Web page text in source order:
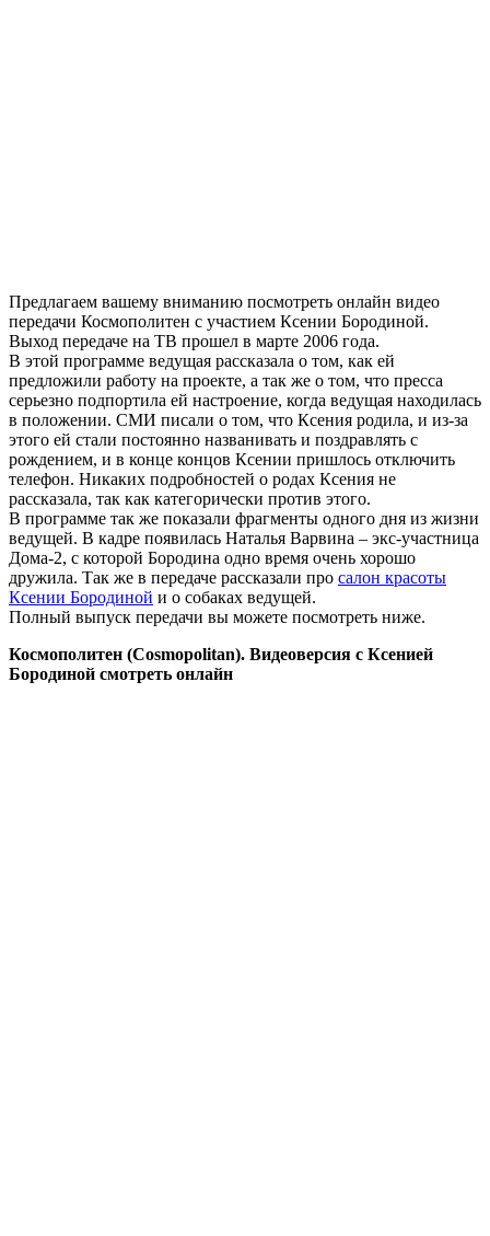
Предлагаем вашему вниманию посмотреть онлайн видео
передачи Космополитен с участием Ксении Бородиной.
Выход передаче на ТВ прошел в марте 2006 года.
В этой программе ведущая рассказала о том, как ей
предложили работу на проекте, а так же о том, что пресса
серьезно подпортила ей настроение, когда ведущая находилась
в положении. СМИ писали о том, что Ксения родила, и из-за
этого ей стали постоянно названивать и поздравлять с
рождением, и в конце концов Ксении пришлось отключить
телефон. Никаких подробностей о родах Ксения не
рассказала, так как категорически против этого.
В программе так же показали фрагменты одного дня из жизни
ведущей. В кадре появилась Наталья Варвина – экс-участница
Дома-2, с которой Бородина одно время очень хорошо
дружила. Так же в передаче рассказали про салон красоты
Ксении Бородиной и о собаках ведущей.
Полный выпуск передачи вы можете посмотреть ниже.
Космополитен (Cosmopolitan). Видеоверсия с Ксенией
Бородиной смотреть онлайн